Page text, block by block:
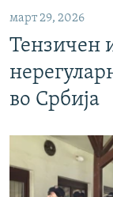
март 29, 2026
Тензичен
во Србија